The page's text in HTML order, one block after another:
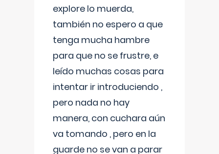
explore lo muerda,
también no espero a que
tenga mucha hambre
para que no se frustre, e
leído muchas cosas para
intentar ir introduciendo ,
pero nada no hay
manera, con cuchara aún
va tomando , pero en la
guarde no se van a parar